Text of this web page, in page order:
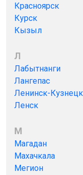
Красноярск
Курск
Кызыл
Л
Лабытнанги
Лангепас
Ленинск-
Ленск
М
Магадан
Махачкала
Мегион